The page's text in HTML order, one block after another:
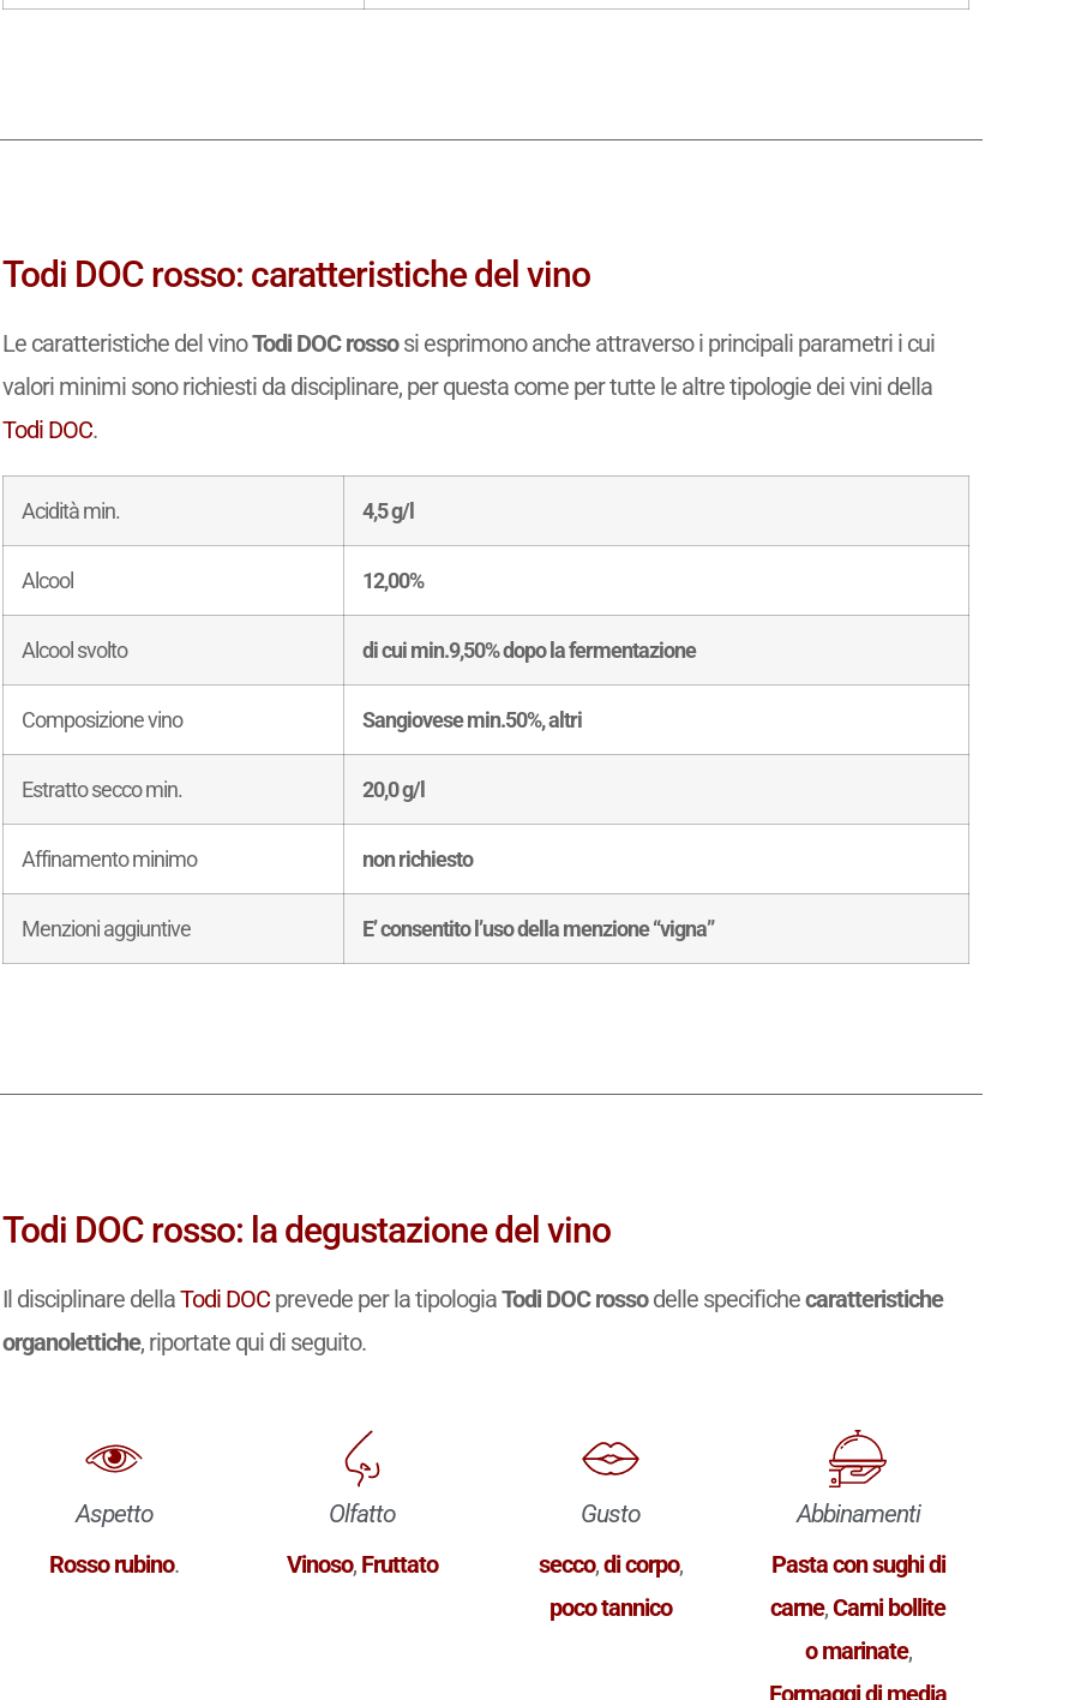
Todi DOC rosso: caratteristiche del vino
Le caratteristiche del vinoTodi DOC rossosi esprimono anche attraverso i principali parametri i cui
valori minimi sono richiesti da disciplinare, per questa come per tutte le altre tipologie dei vini della
Todi DOC.
Acidità min. 4,5 g/l
Alcool 12,00%
Alcool svolto di cui min.9,50% dopo la fermentazione
Composizione vino Sangiovese min.50%, altri
Estratto secco min. 20,0 g/l
Affinamento minimo non richiesto
Menzioni aggiuntive E’ consentito l’uso della menzione “vigna”
Todi DOC rosso: la degustazione del vino
Il disciplinare dellaTodi DOC prevede per la tipologiaTodi DOC rossodelle specifichecaratteristiche
organolettiche, riportate qui di seguito.
Aspetto
Rosso rubino.
Olfatto
Vinoso, Fruttato
Gusto
secco,di corpo,
poco tannico
Abbinamenti
Pasta con sughi di
carne,Carni bollite
o marinate,
Formaggi di media